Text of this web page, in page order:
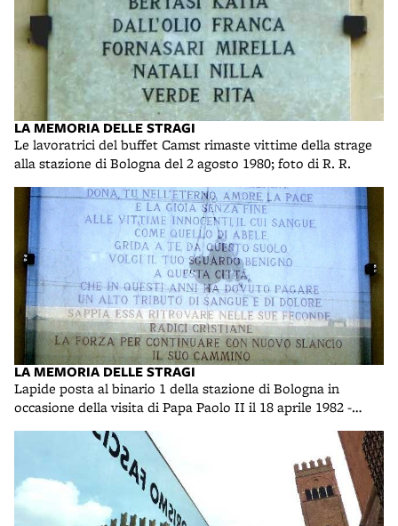
LA MEMORIA DELLE STRAGI
Le lavoratrici del buffet Camst rimaste vittime della strage
alla stazione di Bologna del 2 agosto 1980; foto di R. R.
LA MEMORIA DELLE STRAGI
Lapide posta al binario 1 della stazione di Bologna in
occasione della visita di Papa Paolo II il 18 aprile 1982 -